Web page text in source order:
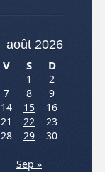
août 2026
V S D
1
2
7 8
9
14 15
16
21 22
23
28 29
30
Sep »